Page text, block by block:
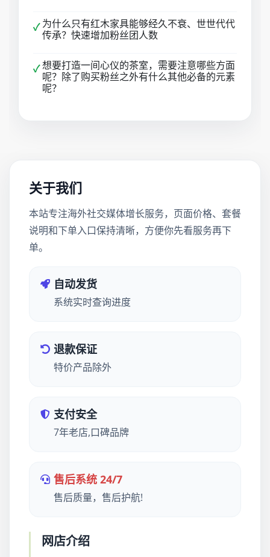
✓ 为什么只有红木家具能够经久不衰、世世代代
传承？快速增加粉丝团人数
✓想要打造一间心仪的茶室，需要注意哪些方面
呢？除了购买粉丝之外有什么其他必备的元素
呢？
关于我们
本站专注海外社交媒体增长服务，页面价格、套餐
说明和下单入口保持清晰，方便你先看服务再下
单。
自动发货
系统实时查询进度
退款保证
特价产品除外
支付安全
7年老店,口碑品牌
售后系统 24/7
售后质量，售后护航!
网店介绍